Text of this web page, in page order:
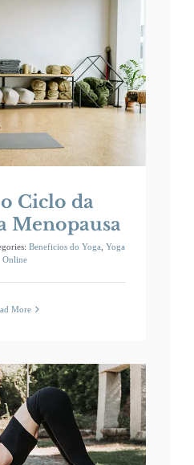
Ciclo da
Menopausa
Beneficios do Yoga Yoga
Online
More